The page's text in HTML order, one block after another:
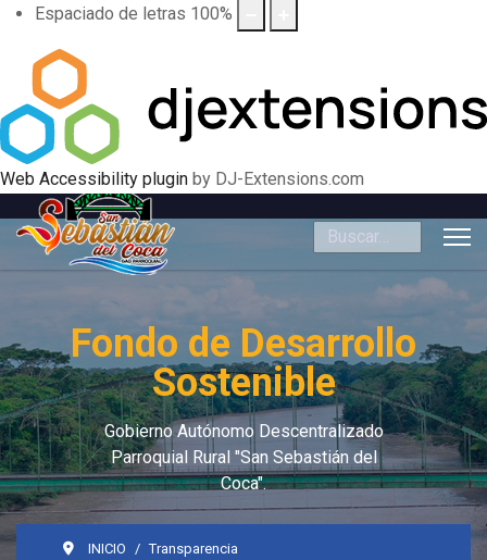
Espaciado de letras 100%
Web Accessibility plugin by DJ-Extensions.com
Buscar
Fondo de Desarrollo
Sostenible
Gobierno Autónomo Descentralizado
Parroquial Rural "San Sebastián del
Coca".
INICIO
Transparencia